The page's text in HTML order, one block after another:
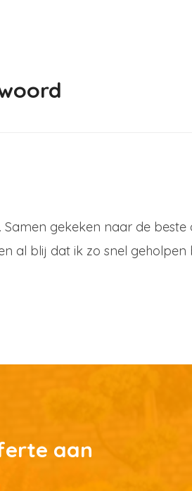
gekeken naar de beste
al blij dat ik zo snel geholpen
aan